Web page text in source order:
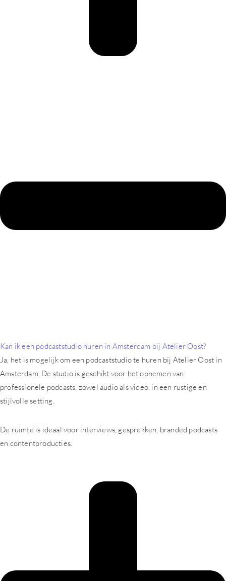
Kan ik een podcaststudio huren in Amsterdam bij Atelier Oost?
Ja, het is mogelijk om een podcaststudio te huren bij Atelier Oost in
Amsterdam. De studio is geschikt voor het opnemen van
professionele podcasts, zowel audio als video, in een rustige en
stijlvolle setting.
De ruimte is ideaal voor interviews, gesprekken, branded podcasts
en contentproducties.